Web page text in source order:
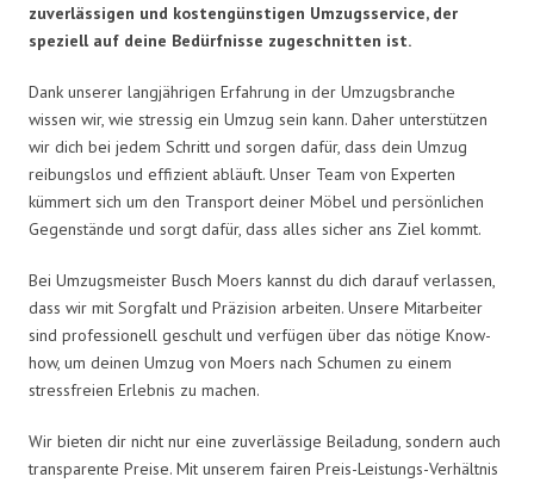
zuverlässigen und kostengünstigen Umzugsservice, der
speziell auf deine Bedürfnisse zugeschnitten ist.
Dank unserer langjährigen Erfahrung in der Umzugsbranche
wissen wir, wie stressig ein Umzug sein kann. Daher unterstützen
wir dich bei jedem Schritt und sorgen dafür, dass dein Umzug
reibungslos und effizient abläuft. Unser Team von Experten
kümmert sich um den Transport deiner Möbel und persönlichen
Gegenstände und sorgt dafür, dass alles sicher ans Ziel kommt.
Bei Umzugsmeister Busch Moers kannst du dich darauf verlassen,
dass wir mit Sorgfalt und Präzision arbeiten. Unsere Mitarbeiter
sind professionell geschult und verfügen über das nötige Know-
how, um deinen Umzug von Moers nach Schumen zu einem
stressfreien Erlebnis zu machen.
Wir bieten dir nicht nur eine zuverlässige Beiladung, sondern auch
transparente Preise. Mit unserem fairen Preis-Leistungs-Verhältnis